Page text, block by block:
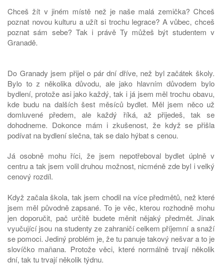
Chceš žít v jiném místě než je naše malá zemička? Chceš
poznat novou kulturu a užít si trochu legrace? A vůbec, chceš
poznat sám sebe? Tak i právě Ty můžeš být studentem v
Granadě.
Do Granady jsem přijel o pár dní dříve, než byl začátek školy.
Bylo to z několika důvodu, ale jako hlavním důvodem bylo
bydlení, protože asi jako každý, tak i já jsem měl trochu obavu,
kde budu na dalších šest měsíců bydlet. Měl jsem něco už
domluvené předem, ale každý říká, až přijedeš, tak se
dohodneme. Dokonce mám i zkušenost, že když se přišla
podívat na bydlení slečna, tak se dalo hýbat s cenou.
Já osobně mohu říci, že jsem nepotřeboval bydlet úplně v
centru a tak jsem volil druhou možnost, nicméně zde byl i velký
cenový rozdíl.
Když začala škola, tak jsem chodil na více předmětů, než které
jsem měl původně zapsané. To je věc, kterou rozhodně mohu
jen doporučit, pač určitě budete měnit nějaký předmět. Jinak
vyučující jsou na studenty ze zahraničí celkem příjemní a snaží
se pomoci. Jediný problém je, že tu panuje takový nešvar a to je
slovíčko mañana. Protože věci, které normálně trvají několik
dní, tak tu trvají několik týdnu.